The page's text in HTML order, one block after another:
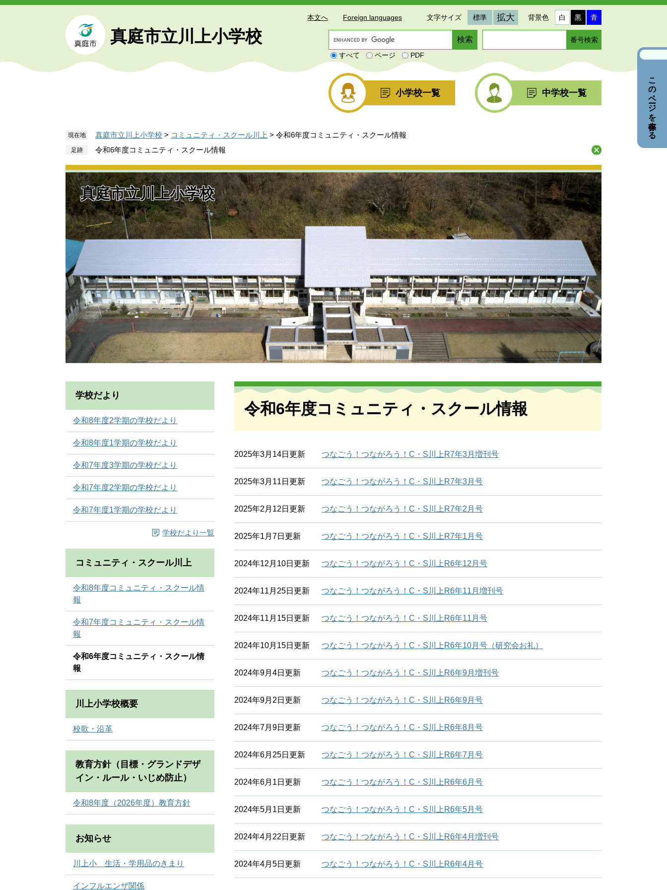
ペ
メ
真庭市立川上小学校
本文へ Foreign languages 文字サイズ 標準 拡大 背景色 白 黒 青
o
e
カ
ス
検
すべて ページ PDF
番
号
入
力
小学校一覧 中学校一覧
現在地 真庭市立川上小学校 > コミュニティ・スクール川上 > 令和6年度コミュニティ・スクール情報
令和6年度コミュニティ・スクール情報
真庭市立川上小学校
本
令和6年度コミュニティ・スクール情報
2025年3月14日更新 つなごう！つながろう！C・S川上R7年3月増刊号
2025年3月11日更新 つなごう！つながろう！C・S川上R7年3月号
2025年2月12日更新 つなごう！つながろう！C・S川上R7年2月号
2025年1月7日更新 つなごう！つながろう！C・S川上R7年1月号
2024年12月10日更新 つなごう！つながろう！C・S川上R6年12月号
2024年11月25日更新 つなごう！つながろう！C・S川上R6年11月増刊号
2024年11月15日更新 つなごう！つながろう！C・S川上R6年11月号
2024年10月15日更新 つなごう！つながろう！C・S川上R6年10月号（研究会お礼）
2024年9月4日更新 つなごう！つながろう！C・S川上R6年9月増刊号
2024年9月2日更新 つなごう！つながろう！C・S川上R6年9月号
2024年7月9日更新 つなごう！つながろう！C・S川上R6年8月号
2024年6月25日更新 つなごう！つながろう！C・S川上R6年7月号
2024年6月1日更新 つなごう！つながろう！C・S川上R6年6月号
2024年5月1日更新 つなごう！つながろう！C・S川上R6年5月号
2024年4月22日更新 つなごう！つながろう！C・S川上R6年4月増刊号
2024年4月5日更新 つなごう！つながろう！C・S川上R6年4月号
学校だより
令和8年度2学期の学校だより
令和8年度1学期の学校だより
令和7年度3学期の学校だより
令和7年度2学期の学校だより
令和7年度1学期の学校だより
学校だより一覧
コミュニティ・スクール川上
令和8年度コミュニティ・スクール情
報
令和7年度コミュニティ・スクール情
報
令和6年度コミュニティ・スクール情
報
川上小学校概要
校歌・沿革
教育方針（目標・グランドデザ
イン・ルール・いじめ防止）
令和8年度（2026年度）教育方針
お知らせ
川上小 生活・学用品のきまり
インフルエンザ関係
このページを保存する